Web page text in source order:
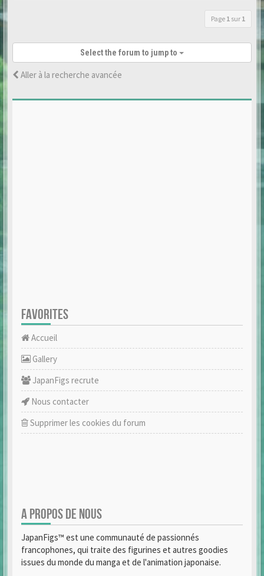
Page 1 sur 1
Select the forum to jump to
Aller à la recherche avancée
FAVORITES
Accueil
Gallery
JapanFigs recrute
Nous contacter
Supprimer les cookies du forum
A PROPOS DE NOUS
JapanFigs™ est une communauté de passionnés
francophones, qui traite des figurines et autres goodies
issues du monde du manga et de l'animation japonaise.